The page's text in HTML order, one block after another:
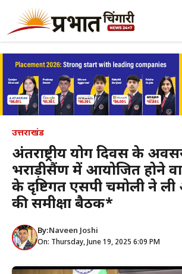
content
उत्तराखंड
अंतर्राष्ट्रीय योग दिवस के
भराड़ीसैंण में आयोजित होने
के दृष्टिगत एसपी चमोली ने ली
की समीक्षा बैठक*
By:Naveen Joshi
On: Thursday, June 19, 2025 6:09 PM